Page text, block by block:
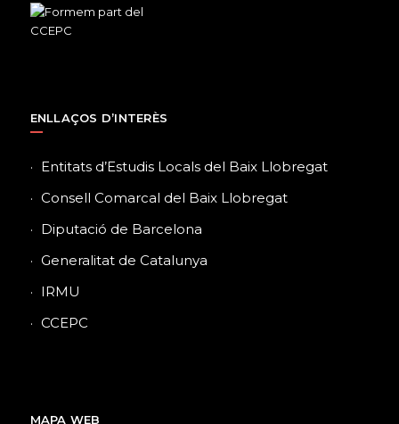
ENLLAÇOS D’INTERÈS
Entitats d’Estudis Locals del Baix Llobregat
Consell Comarcal del Baix Llobregat
Diputació de Barcelona
Generalitat de Catalunya
IRMU
CCEPC
MAPA WEB